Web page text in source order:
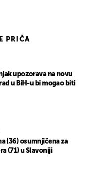
PRIČA
upozorava na novu
u BiH-u bi mogao biti
(36) osumnjičena za
(71) u Slavoniji